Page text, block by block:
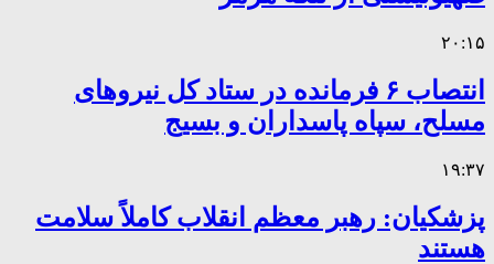
۲۰:۱۵
انتصاب ۶ فرمانده در ستاد کل نیروهای
مسلح، سپاه پاسداران و بسیج
۱۹:۳۷
پزشکیان: رهبر معظم انقلاب کاملاً سلامت
هستند